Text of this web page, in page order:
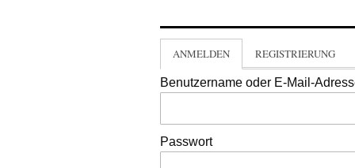
ANMELDEN REGISTRIERUNG
Benutzername oder E-Mail-
Passwort